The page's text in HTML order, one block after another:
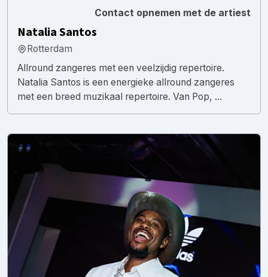
Contact opnemen met de artiest
Natalia Santos
Rotterdam
Allround zangeres met een veelzijdig repertoire.
Natalia Santos is een energieke allround zangeres
met een breed muzikaal repertoire. Van Pop, ...